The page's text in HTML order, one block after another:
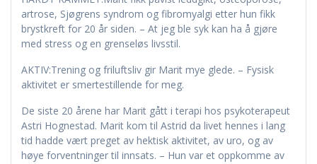
artrose, Sjøgrens syndrom og fibromyalgi etter hun fikk
brystkreft for 20 år siden. – At jeg ble syk kan ha å gjøre
med stress og en grenseløs livsstil.
AKTIV:Trening og friluftsliv gir Marit mye glede. – Fysisk
aktivitet er smertestillende for meg.
De siste 20 årene har Marit gått i terapi hos psykoterapeut
Astri Hognestad. Marit kom til Astrid da livet hennes i lang
tid hadde vært preget av hektisk aktivitet, av uro, og av
høye forventninger til innsats. – Hun var et oppkomme av